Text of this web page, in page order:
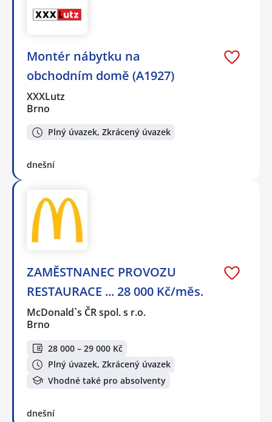
Montér nábytku na
obchodním domě (A1927)
XXXLutz
Brno
Plný úvazek, Zkrácený úvazek
dnešní
ZAMĚSTNANEC PROVOZU
RESTAURACE ... 28 000 Kč/měs.
McDonald`s ČR spol. s r.o.
Brno
28 000 – 29 000 Kč
Plný úvazek, Zkrácený úvazek
Vhodné také pro absolventy
dnešní